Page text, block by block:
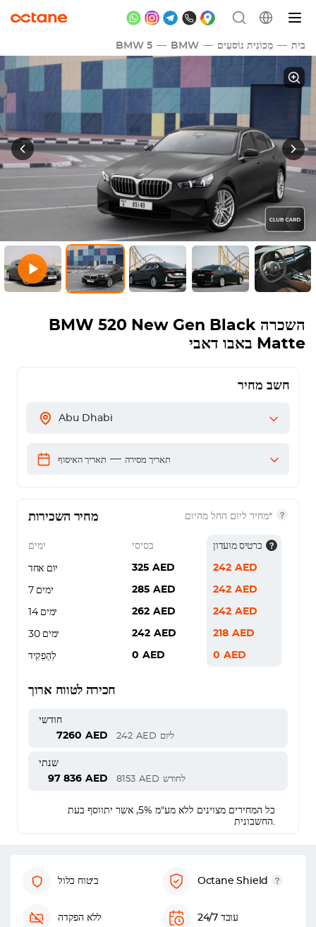
בית מְכוֹנִית נוֹסעִים BMW
BMW 5
השכרה BMW 520 New Gen Black
Matte באבו דאבי
חשב מחיר
Abu Dhabi
תאריך האיסוף — תאריך מסירה
מחיר השכירות *מחיר ליום החל מהיום
ימים בסיסי כרטיס מועדון
יום אחד 325 AED 242 AED
7 ימים 285 AED 242 AED
14 ימים 262 AED 242 AED
30 ימים 242 AED 218 AED
לְהַפְקִיד 0 AED 0 AED
חכירה לטווח ארוך
חודשי
7260 AED 242 AED ליום
שנתי
97 836 AED 8153 AED לחודש
כל המחירים מצוינים ללא מע"מ 5%, אשר יתווסף בעת
החשבונית.
ביטוח כלול Octane Shield
ללא הפקדה עובד 24/7